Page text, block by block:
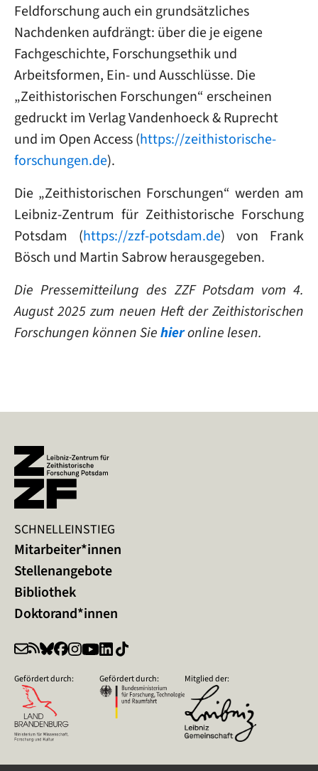
Feldforschung auch ein grundsätzliches
Nachdenken aufdrängt: über die je eigene
Fachgeschichte, Forschungsethik und
Arbeitsformen, Ein- und Ausschlüsse. Die
„Zeithistorischen Forschungen“ erscheinen
gedruckt im Verlag Vandenhoeck & Ruprecht
und im Open Access (https://zeithistorische-
forschungen.de).
Die „Zeithistorischen Forschungen“ werden am
Leibniz-Zentrum für Zeithistorische Forschung
Potsdam (https://zzf-potsdam.de) von Frank
Bösch und Martin Sabrow herausgegeben.
Die Pressemitteilung des ZZF Potsdam vom 4.
August 2025 zum neuen Heft der Zeithistorischen
Forschungen können Siehieronline lesen.
SCHNELLEINSTIEG
Mitarbeiter*innen
Stellenangebote
Bibliothek
Doktorand*innen
Gefördert durch: Gefördert durch: Mitglied der: